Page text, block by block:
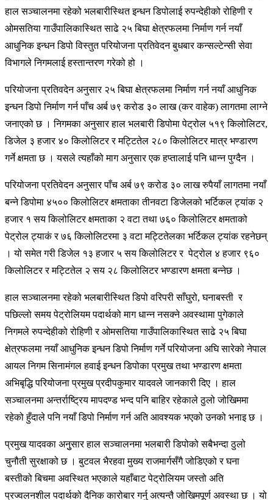
हाल सञ्चालनमा रहेको भलबारीस्थित इन्धन डिपोलाई रुपन्देहीको रोहिणी र
ओमसतिया गाउँपालिकास्थित साढे २५ बिघा क्षेत्रफलमा निर्माण गर्न नयाँ
आधुनिक इन्धन डिपो विस्तुत परियोजना प्रतिवेदन बुधबार कन्सल्टेन्सी सेवा
विभागले निगमलाई हस्तान्तरण गरेको हो ।
परियोजना प्रतिवदेन अनुसार २५ बिघा क्षेत्रफलमा निर्माण गर्न नयाँ आधुनिक
इन्धन डिपो निर्माण गर्न पाँच अर्ब ७९ करोड ३० लाख (कर वाहेक) लागतमा लाग्ने
जनाएको छ । निगमका अनुसार हाल भलबारी डिपोमा पेट्रोल ५१९ किलोलिटर,
डिजेल ३ हजार ४० किलोलिटर र मट्टितेल २८० किलोलिटर मात्र भण्डारण
गर्ने क्षमता छ । यसले त्यहाँको माग अनुसार एक हप्तालाई पनि धान्न पुग्दैन ।
परियोजना प्रतिवेदन अनुसार पाँच अर्ब ७९ करोड ३० लाख रुपैयाँ लागतमा नयाँ
बन्ने डिपोमा ४५०० किलोलिटर क्षमताका तीनवटा डिजेलको भर्टिकल ट्यांक २
हजार १ सय किलोलिटर क्षमताका २ वटा तथा ७६० किलोलिटर क्षमताको
पेट्रोल ट्याकं र ७६ किलोलिटरमा ३ वटा मट्टितेलका भर्टिकल ट्यांक रहनेछन्
। यो समेत गरी डिजेल १३ हजार ५ सय किलोलिटर र पेट्रोल ४ हजार ९६०
किलोलिटर र मट्टितेल २ सय २८ किलोलिटर भण्डारण क्षमता बन्नेछ ।
हाल सञ्चालनमा रहेको भलबारीस्थित डिपो वरिपरी साँघुरो, घनाबस्ती र
पछिल्लो समय पेट्रोलियम पदार्थको माग धान्न नसक्ने अवस्थामा पुगेकाले
निगमले रुपन्देहीको रोहिणी र ओमसतिया गाउँपालिकास्थित साढे २५ बिघा
क्षेत्रफलमा नयाँ आधुनिक इन्धन डिपो निर्माण गर्ने परियोजना अघि सारेको नेपाल
आयल निगम सिनामंगल हवाई इन्धन डिपोका प्रमुख तथा भण्डारण क्षमता
अभिबृद्धि परियोजना प्रमुख प्रदीपकुमार यादवले जानकारी दिए । हाल
सञ्चालनमा अन्तर्राष्ट्रिय मापदण्ड भन्द पनि बाहिर रहेकाले ठुलो जोखिममा
रहेको हुँदाले पनि नयाँ डिपो निर्माण गर्न अति आवश्यक भएको उनको भनाइ छ ।
प्रमुख यादवका अनुुसार हाल सञ्चालनमा भलबारी डिपोको सबैभन्दा ठुलो
चुनौती सुरक्षाको छ । बुटवल भैरहवा मुख्य राजमार्गसँगै जोडिएको र घना
बस्तीको बिचमा अवस्थित भएकाले यहाँबाट पेट्रोलियम जस्तो अति
प्रज्वलनशील पदार्थको दैनिक कारोबार गर्नु अत्यन्तै जोखिमपूर्ण अवस्था छ । यो